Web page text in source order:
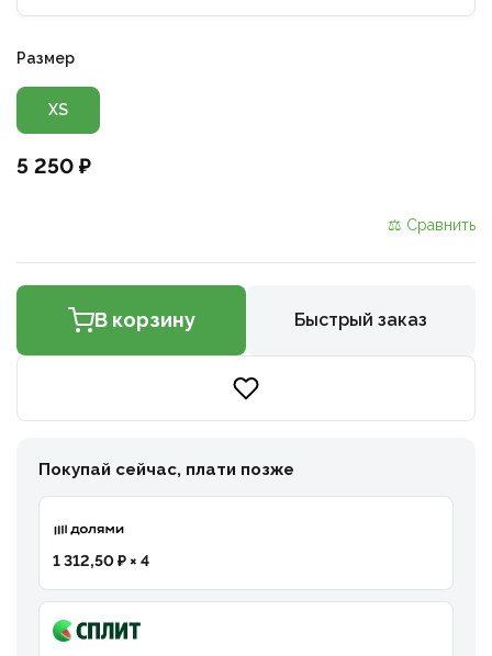
Размер
XS
5 250 ₽
⚖ Сравнить
В корзину Быстрый заказ
Покупай сейчас, плати позже
1 312,50 ₽ × 4